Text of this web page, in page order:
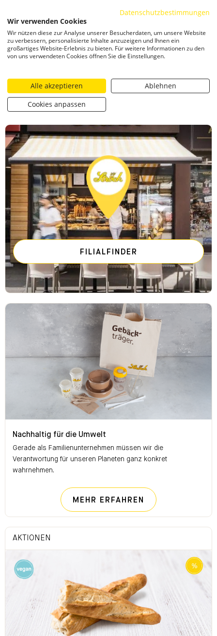
https://stroeck.at/competition/gewinnspiel-heimgart-
Toogle share
CATEGORIZED AS
19. APRIL 2021 20:29
Gewinnspiel – Heimgart Keimschale Starterkit
FILIALFINDER
Nachhaltig für die Umwelt
Gerade als Familienunternehmen müssen wir die
Verantwortung für unseren Planeten ganz konkret
wahrnehmen.
MEHR ERFAHREN NACHHALTIG
AKTIONEN
Datenschutzbestimmungen
Wir verwenden Cookies
Wir nützen diese zur Analyse unserer Besucherdaten, um unsere Website
zu verbessern, personalisierte Inhalte anzuzeigen und Ihnen ein
großartiges Website-Erlebnis zu bieten. Für weitere Informationen zu den
von uns verwendeten Cookies öffnen Sie die Einstellungen.
Alle akzeptieren
Ablehnen
Cookies anpassen